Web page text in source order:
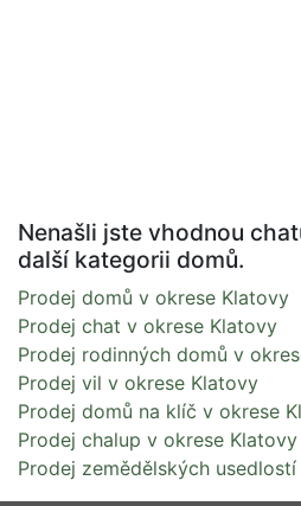
Nenašli jste vhodnou
další kategorii domů.
Prodej domů v okrese Klatovy
Prodej chat v okrese Klatovy
Prodej rodinných domů v
Prodej vil v okrese Klatovy
Prodej domů na klíč v okrese
Prodej chalup v okrese Klatovy
Prodej zemědělských